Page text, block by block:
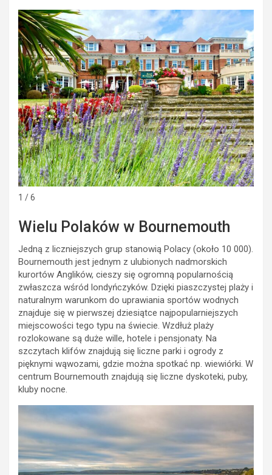
1 / 6
Wielu Polaków w Bournemouth
Jedną z liczniejszych grup stanowią Polacy (około 10 000).
Bournemouth jest jednym z ulubionych nadmorskich
kurortów Anglików, cieszy się ogromną popularnością
zwłaszcza wśród londyńczyków. Dzięki piaszczystej plaży i
naturalnym warunkom do uprawiania sportów wodnych
znajduje się w pierwszej dziesiątce najpopularniejszych
miejscowości tego typu na świecie. Wzdłuż plaży
rozlokowane są duże wille, hotele i pensjonaty. Na
szczytach klifów znajdują się liczne parki i ogrody z
pięknymi wąwozami, gdzie można spotkać np. wiewiórki. W
centrum Bournemouth znajdują się liczne dyskoteki, puby,
kluby nocne.